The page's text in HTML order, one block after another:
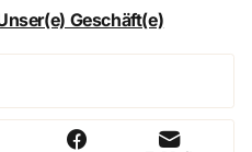
Graton
aventure, BD classique
Geschäft(e)